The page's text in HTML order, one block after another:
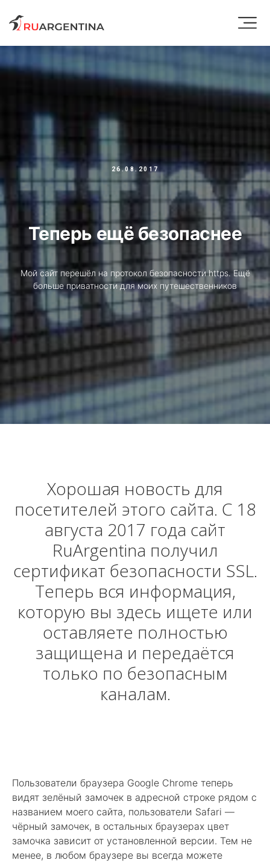
26.08.2017
Теперь ещё безопаснее
Мой сайт перешёл на протокол безопасности https. Ещё
больше приватности для моих путешественников
Хорошая новость для
посетителей этого сайта. С 18
августа 2017 года сайт
RuArgentina получил
сертификат безопасности SSL.
Теперь вся информация,
которую вы здесь ищете или
оставляете полностью
защищена и передаётся
только по безопасным
каналам.
Пользователи браузера Google Chrome теперь
видят зелёный замочек в адресной строке рядом с
названием моего сайта, пользователи Safari —
чёрный замочек, в остальных браузерах цвет
замочка зависит от установленной версии. Тем не
менее, в любом браузере вы всегда можете